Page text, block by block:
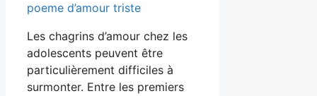
poeme d’amour triste
Les chagrins d’amour chez les
adolescents peuvent être
particulièrement difficiles à
surmonter. Entre les premiers